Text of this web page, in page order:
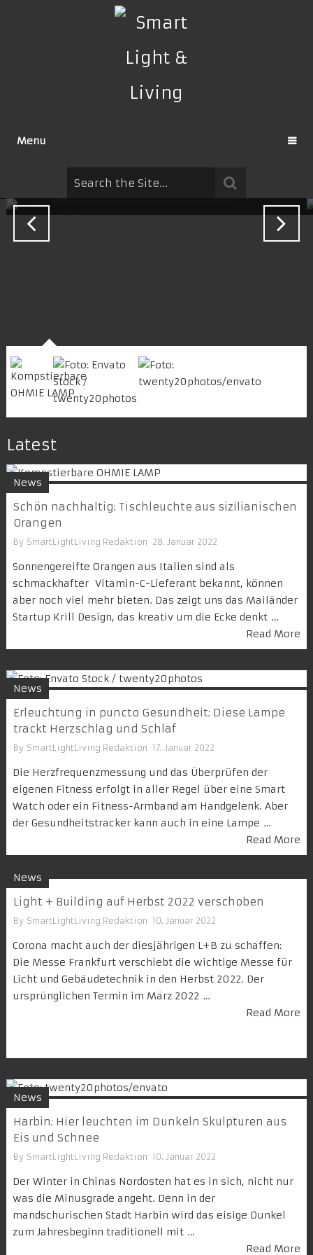
Menu
SmartLightLiving Redaktion 28. Januar 2022 News
Latest
News
Schön nachhaltig: Tischleuchte aus sizilianischen
Orangen
By SmartLightLiving Redaktion 28. Januar 2022
Sonnengereifte Orangen aus Italien sind als
schmackhafter Vitamin-C-Lieferant bekannt, können
aber noch viel mehr bieten. Das zeigt uns das Mailänder
Startup Krill Design, das kreativ um die Ecke denkt …
Read More
News
Erleuchtung in puncto Gesundheit: Diese Lampe
trackt Herzschlag und Schlaf
By SmartLightLiving Redaktion 17. Januar 2022
Die Herzfrequenzmessung und das Überprüfen der
eigenen Fitness erfolgt in aller Regel über eine Smart
Watch oder ein Fitness-Armband am Handgelenk. Aber
der Gesundheitstracker kann auch in eine Lampe …
Read More
News
Light + Building auf Herbst 2022 verschoben
By SmartLightLiving Redaktion 10. Januar 2022
Corona macht auch der diesjährigen L+B zu schaffen:
Die Messe Frankfurt verschiebt die wichtige Messe für
Licht und Gebäudetechnik in den Herbst 2022. Der
ursprünglichen Termin im März 2022 …
Read More
News
Harbin: Hier leuchten im Dunkeln Skulpturen aus
Eis und Schnee
By SmartLightLiving Redaktion 10. Januar 2022
Der Winter in Chinas Nordosten hat es in sich, nicht nur
was die Minusgrade angeht. Denn in der
mandschurischen Stadt Harbin wird das eisige Dunkel
zum Jahresbeginn traditionell mit …
Read More